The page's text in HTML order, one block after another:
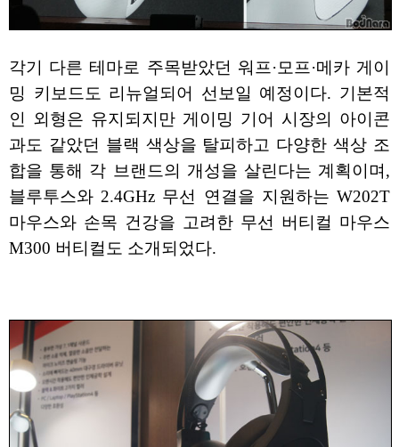
각기 다른 테마로 주목받았던 워프·모프·메카 게이
밍 키보드도 리뉴얼되어 선보일 예정이다. 기본적
인 외형은 유지되지만 게이밍 기어 시장의 아이콘
과도 같았던 블랙 색상을 탈피하고 다양한 색상 조
합을 통해 각 브랜드의 개성을 살린다는 계획이며,
블루투스와 2.4GHz 무선 연결을 지원하는 W202T
마우스와 손목 건강을 고려한 무선 버티컬 마우스
M300 버티컬도 소개되었다.